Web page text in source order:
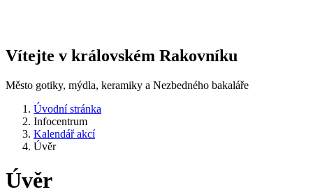
Vítejte v královském Rakovníku
Město gotiky, mýdla, keramiky a Nezbedného bakaláře
Úvodní stránka
Infocentrum
Kalendář akcí
Úvěr
Úvěr